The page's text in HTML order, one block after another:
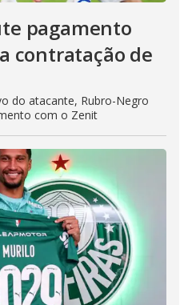
pagamento
contratação de
do atacante, Rubro-Negro
com o Zenit